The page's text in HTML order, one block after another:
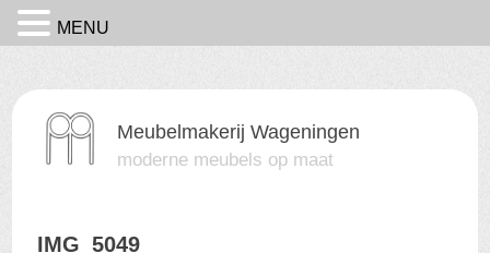
Meubelmakerij Wageningen
moderne meubels op maat
IMG_5049
MENU